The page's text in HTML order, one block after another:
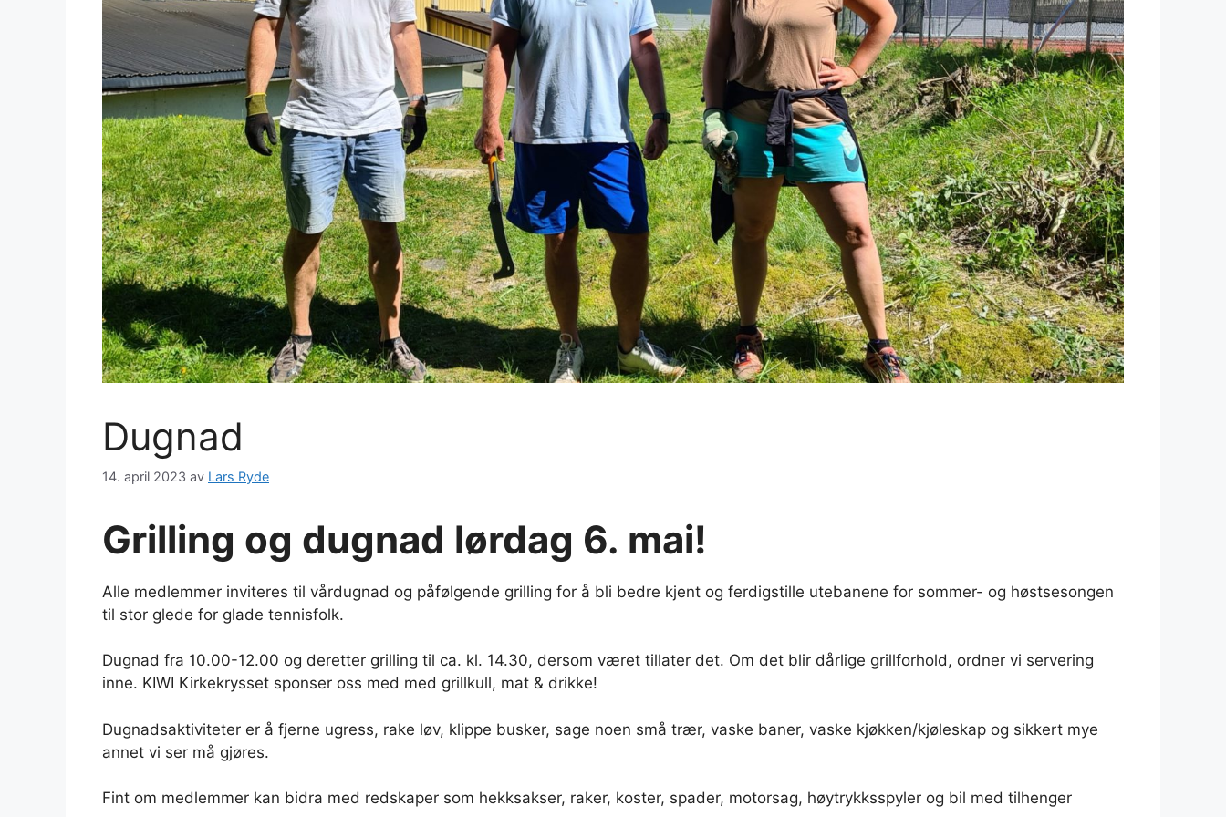
Dugnad
14. april 2023 av Lars Ryde
Grilling og dugnad lørdag 6. mai!
Alle medlemmer inviteres til vårdugnad og påfølgende grilling for å bli bedre kjent og ferdigstille utebanene for sommer- og høstsesongen
til stor glede for glade tennisfolk.
Dugnad fra 10.00-12.00 og deretter grilling til ca. kl. 14.30, dersom været tillater det. Om det blir dårlige grillforhold, ordner vi servering
inne. KIWI Kirkekrysset sponser oss med med grillkull, mat & drikke!
Dugnadsaktiviteter er å fjerne ugress, rake løv, klippe busker, sage noen små trær, vaske baner, vaske kjøkken/kjøleskap og sikkert mye
annet vi ser må gjøres.
Fint om medlemmer kan bidra med redskaper som hekksakser, raker, koster, spader, motorsag, høytrykksspyler og bil med tilhenger